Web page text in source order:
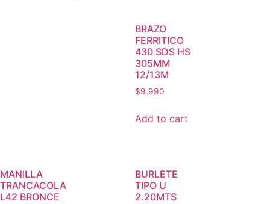
BRAZO
FERRITICO
430 SDS HS
305MM
12/13M
$9.990
Add to cart
MANILLA
TRANCACOLA
L42 BRONCE
BURLETE
TIPO U
2.20MTS